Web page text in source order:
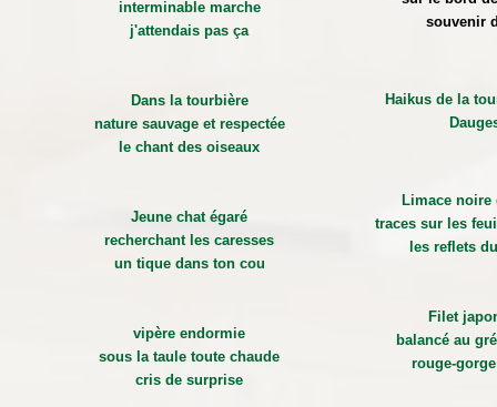
interminable marche
j'attendais pas ça
Dans la tourbière
nature sauvage et respectée
le chant des oiseaux
Jeune chat égaré
recherchant les caresses
un tique dans ton cou
vipère endormie
sous la taule toute chaude
cris de surprise
souvenir
Haikus de la
Limace noire
traces sur les
les reflets
Filet
balancé au
rouge-